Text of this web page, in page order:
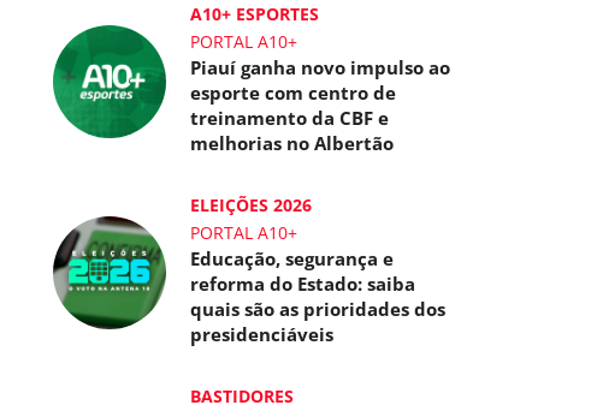
A10+ ESPORTES
PORTAL A10+
Piauí ganha novo impulso ao
esporte com centro de
treinamento da CBF e
melhorias no Albertão
ELEIÇÕES 2026
PORTAL A10+
Educação, segurança e
reforma do Estado: saiba
quais são as prioridades dos
presidenciáveis
BASTIDORES